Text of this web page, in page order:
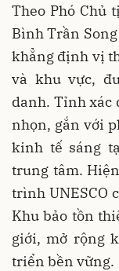
Theo Phó Chủ
Bình Trần
khẳng định vị
và khu vực,
danh. Tỉnh xác
nhọn, gắn với
kinh tế sáng
trung tâm.
trình UNESCO
Khu bảo tồn
giới, mở rộng
triển bền vững.